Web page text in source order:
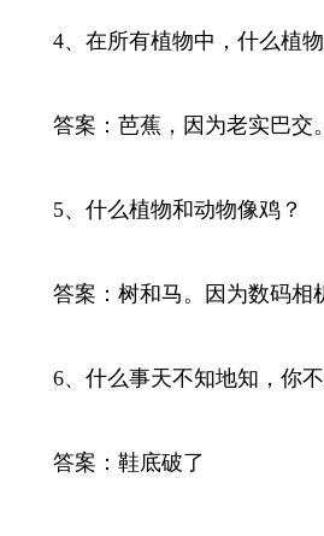
4、在所有植物中，什么植物
答案：芭蕉，因为老实巴交。
5、什么植物和动物像鸡？
答案：树和马。因为数码相机
6、什么事天不知地知，你不
答案：鞋底破了